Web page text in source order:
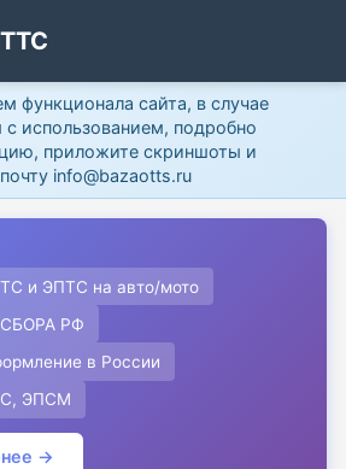
функционала сайта, в случае
использованием, подробно
приложите скриншоты и
info@bazaotts.ru
и ЭПТС на авто/мото
РФ
в России
ЭПСМ
→